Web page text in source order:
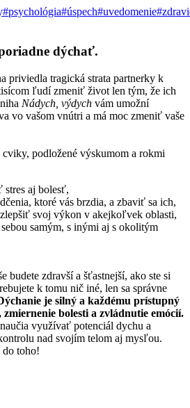
#psychológia#úspech#uvedomenie
dýchať.
priviedla tragická strata partnerky k
ľudí zmeniť život len tým, že ich
Nádych, výdych vám umožní
vo vašom vnútri a má moc zmeniť vaše
podložené výskumom a rokmi
stres aj bolesť,
ktoré vás brzdia, a zbaviť sa ich,
zlepšiť svoj výkon v akejkoľvek oblasti,
samým, s inými aj s okolitým
budete zdravší a šťastnejší, ako ste si
k tomu nič iné, len sa správne
je silný a každému prístupný
zmiernenie bolesti a zvládnutie emócií.
využívať potenciál dychu a
nad svojím telom aj mysľou.
do toho!